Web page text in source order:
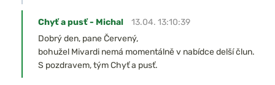
Chyť a pusť - Michal
13.04. 13:10:39
Dobrý den, pane Červený,
bohužel Mivardi nemá momentálně v nabídce delší člun.
S pozdravem, tým Chyť a pusť.